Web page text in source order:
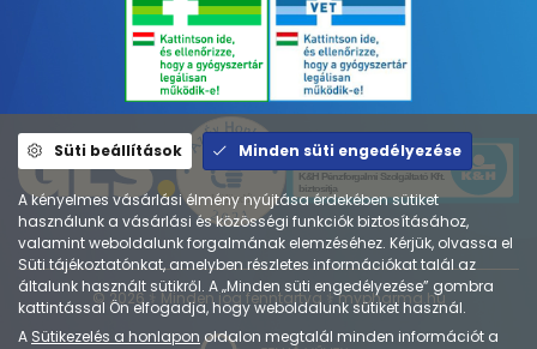
© 2026 ⚕︎ Minden jog fenntartva ⚕︎ mypharma.hu
Süti beállítások Minden süti engedélyezése
A kényelmes vásárlási élmény nyújtása érdekében sütiket
használunk a vásárlási és közösségi funkciók biztosításához,
valamint weboldalunk forgalmának elemzéséhez. Kérjük, olvassa el
Süti tájékoztatónkat, amelyben részletes információkat talál az
általunk használt sütikről. A „Minden süti engedélyezése” gombra
kattintással Ön elfogadja, hogy weboldalunk sütiket használ.
A Sütikezelés a honlapon oldalon megtalál minden információt a